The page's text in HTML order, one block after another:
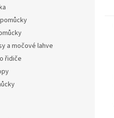
a močové lahve
řidiče